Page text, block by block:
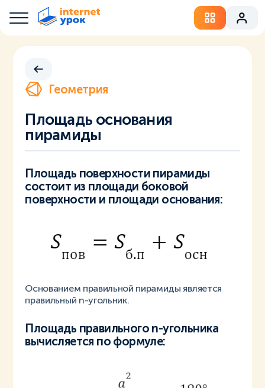
Геометрия
Площадь основания
пирамиды
Площадь поверхности пирамиды
состоит из площади боковой
поверхности и площади основания:
Основанием правильной пирамиды является
правильный n-угольник.
Площадь правильного n-угольника
вычисляется по формуле: